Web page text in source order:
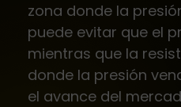
zona donde la
puede evitar que el
mientras que la
donde la presión
el avance del